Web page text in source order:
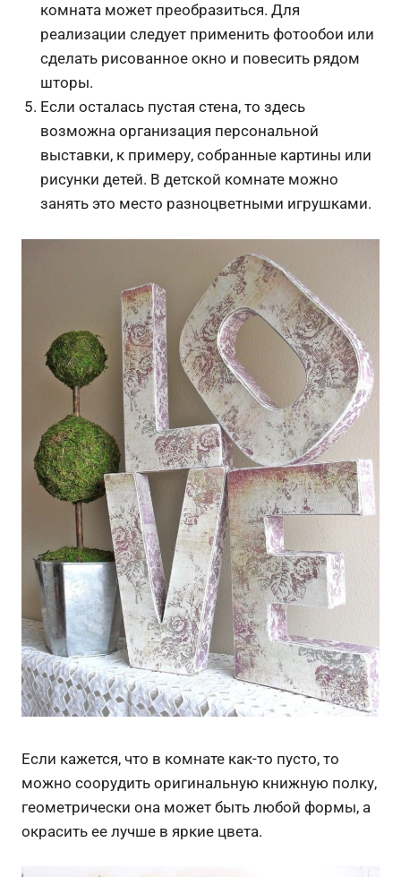
комната может преобразиться. Для
реализации следует применить фотообои или
сделать рисованное окно и повесить рядом
шторы.
Если осталась пустая стена, то здесь
возможна организация персональной
выставки, к примеру, собранные картины или
рисунки детей. В детской комнате можно
занять это место разноцветными игрушками.
Если кажется, что в комнате как-то пусто, то
можно соорудить оригинальную книжную полку,
геометрически она может быть любой формы, а
окрасить ее лучше в яркие цвета.